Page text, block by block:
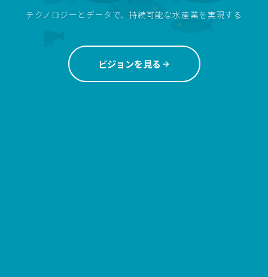
テクノロジーとデータで、持続可能な水産業を実現する
ビジョンを見る